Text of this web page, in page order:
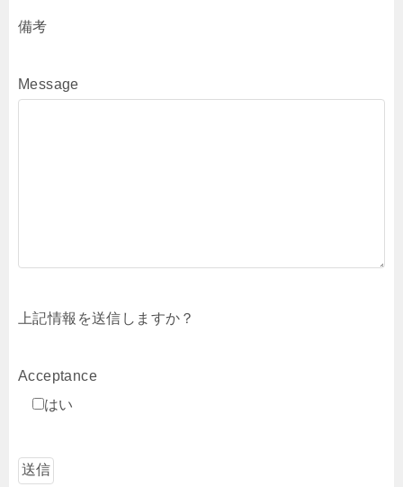
備考
Message
上記情報を送信しますか？
Acceptance
はい